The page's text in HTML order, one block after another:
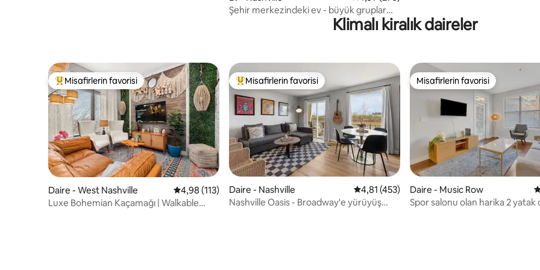
Şehir merkezindeki ev - büyük gruplar
için mükemmel - 10 kişi barındırabilirKlimalı kiralık daireler
Misafirlerin favorilerinden en beğenilenler arasında
Misafirlerin favorisi
Daire - West Nashville 5 üzerinden ortalama 4,98 puan, 113 değerlendirme
4,98 (113)
Luxe Bohemian Kaçamağı | Walkable
Misafirlerin favorilerinden en beğenilenler arasında
Misafirlerin favorisi
Daire - Nashville 5 üzerinden ortalama 4,81 puan, 453
4,81 (453)
Nashville Oasis - Broadway'e yürüyüş
Misafirlerin favorisi
Misafirlerin favorisi
Daire - Music Row
Spor salonu olan harika 2 yatak